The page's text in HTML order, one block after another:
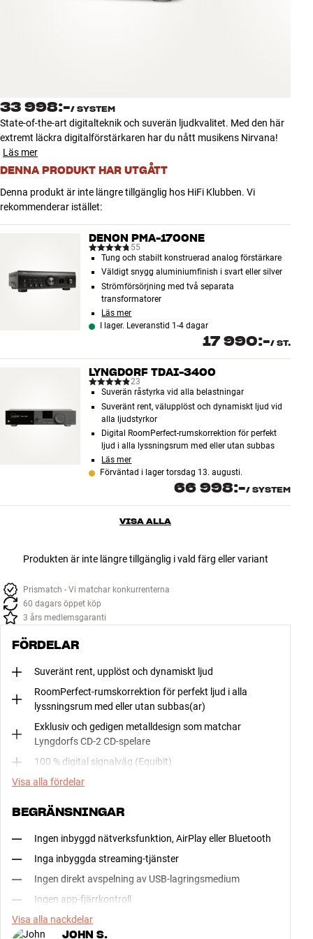
NYHETER
Hitta Butik
Kundtjänst
33 998:-/ SYSTEM
State-of-the-art digitalteknik och suverän ljudkvalitet. Med den här
extremt läckra digitalförstärkaren har du nått musikens Nirvana!
Läs mer
DENNA PRODUKT HAR UTGÅTT
Denna produkt är inte längre tillgänglig hos HiFi Klubben. Vi
rekommenderar istället:
DENON PMA-1700NE
55
Tung och stabilt konstruerad analog förstärkare
Väldigt snygg aluminiumfinish i svart eller silver
Strömförsörjning med två separata
transformatorer
Läs mer
I lager. Leveranstid 1-4 dagar
17 990:-/ ST.
LYNGDORF TDAI-3400
23
Suverän råstyrka vid alla belastningar
Suveränt rent, välupplöst och dynamiskt ljud vid
alla ljudstyrkor
Digital RoomPerfect-rumskorrektion för perfekt
ljud i alla lyssningsrum med eller utan subbas
Läs mer
Förväntad i lager torsdag 13. augusti.
66 998:-/ SYSTEM
VISA ALLA
Produkten är inte längre tillgänglig i vald färg eller variant
Prismatch - Vi matchar konkurrenterna
60 dagars öppet köp
3 års medlemsgaranti
FÖRDELAR
Suveränt rent, upplöst och dynamiskt ljud
RoomPerfect-rumskorrektion för perfekt ljud i alla
lyssningsrum med eller utan subbas(ar)
Exklusiv och gedigen metalldesign som matchar
Lyngdorfs CD-2 CD-spelare
100 % digital signalväg (Equibit)
Visa alla fördelar
BEGRÄNSNINGAR
Ingen inbyggd nätverksfunktion, AirPlay eller Bluetooth
Inga inbyggda streaming-tjänster
Ingen direkt avspelning av USB-lagringsmedium
Ingen app-fjärrkontroll
Visa alla nackdelar
JOHN S.